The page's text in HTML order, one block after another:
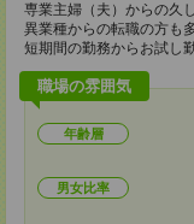
専業主婦（夫）からの久
異業種からの転職の方も
短期間の勤務からお試し
職場の雰囲気
年齢層
男女比率